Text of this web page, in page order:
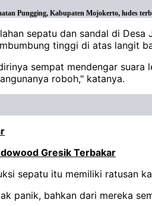
Pungging, Kabupaten Mojokerto, ludes
sepatu dan sandal di
tinggi di atas langit
sempat mendengar
roboh," katanya.
Gresik Terbakar
sepatu itu memiliki ratusan
panik, bahkan dari mereka